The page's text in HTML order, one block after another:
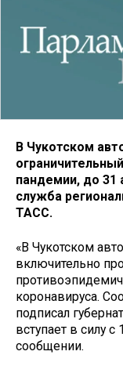
В Чукотском
пандемии, до 31
служба
ТАСС.
«В Чукотском
включительно
коронавируса.
подписал
вступает в силу с
сообщении.